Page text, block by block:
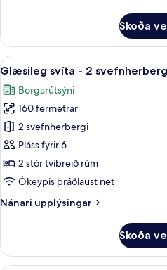
svíta
1
svefnherbergi
Skoða
Skoða
allar
myndir
fyrir
Glæsileg
svíta
-
2
svefnherbergi
12
Glæsileg svíta - 2
Borgarútsýni
160 fermetrar
2 svefnherbergi
Pláss fyrir 6
2 stór tvíbreið rúm
Ókeypis þráðlaust net
Nánari upplýsingar
Nánari
svíta
Skoða